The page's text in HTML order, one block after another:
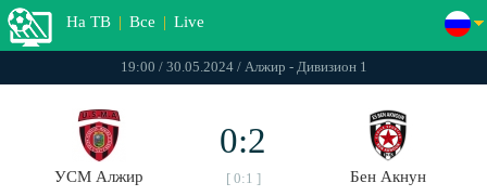
На ТВ | Все | Live
19:00 / 30.05.2024 / Алжир - Дивизион 1
УСМ Алжир
0:2
[ 0:1 ] Бен Акнун